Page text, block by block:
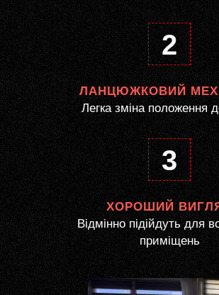
2
ЛАНЦЮЖКОВИЙ
Легка зміна положення
3
ХОРОШИЙ
Відмінно підійдуть для
приміщень